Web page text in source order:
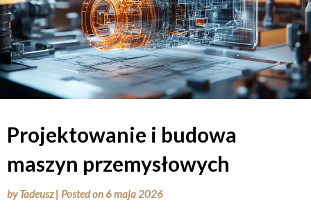
Projektowanie i budowa
maszyn przemysłowych
byTadeusz | Posted on6 maja 2026